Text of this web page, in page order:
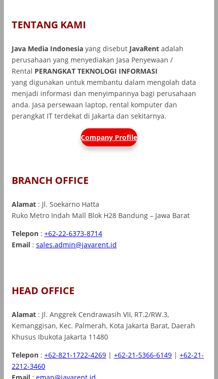
TENTANG KAMI
Java Media Indonesia yang disebut JavaRent adalah
perusahaan yang menyediakan Jasa Penyewaan /
Rental PERANGKAT TEKNOLOGI INFORMASI
yang digunakan untuk membantu dalam mengolah data
menjadi informasi dan menyimpannya bagi perusahaan
anda. Jasa persewaan laptop, rental komputer dan
perangkat IT terdekat di Jakarta dan sekitarnya.
Company Profile
BRANCH OFFICE
Alamat : Jl. Soekarno Hatta
Ruko Metro Indah Mall Blok H28 Bandung – Jawa Barat
Telepon : +62-22-6373-8714
Email : sales.admin@javarent.id
HEAD OFFICE
Alamat : Jl. Anggrek Cendrawasih VII, RT.2/RW.3,
Kemanggisan, Kec. Palmerah, Kota Jakarta Barat, Daerah
Khusus Ibukota Jakarta 11480
Telepon : +62-821-1722-4269 | +62-21-5366-6149 | +62-21-
2212-3460